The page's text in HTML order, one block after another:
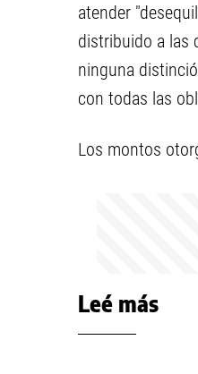
atender
distribuido a las
ninguna
con todas las
Los montos
Leé más